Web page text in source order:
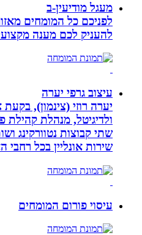
מעגל מודיעין-ב
לפניכם כל המומחים מאזור
להעניק לכם מענה מקצועי
עיצוב גרפי יערה
יערה רוזי (צינמון), בקעת
ולדיגיטל, מנהלת קהילת
שתי קבוצות נטוורקינג
שירות אונליין בכל רחבי הארץ
עיסוי פורום המומחים